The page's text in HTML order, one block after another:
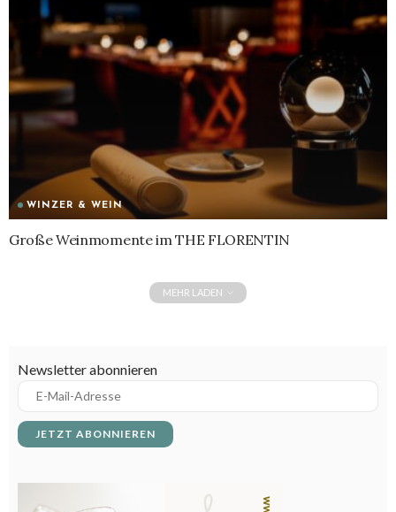
WINZER & WEIN
Große Weinmomente im THE FLORENTIN
MEHR LADEN
Newsletter abonnieren